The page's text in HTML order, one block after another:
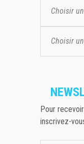
Choisir
Choisir
Pour
inscrivez-